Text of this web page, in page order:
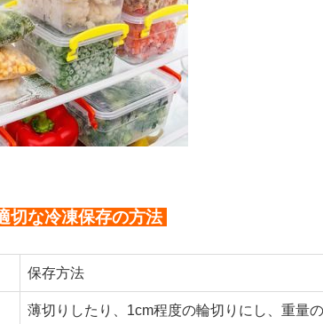
切な冷凍保存の方法
保存方法
薄切りしたり、1cm程度の輪切りにし、重量